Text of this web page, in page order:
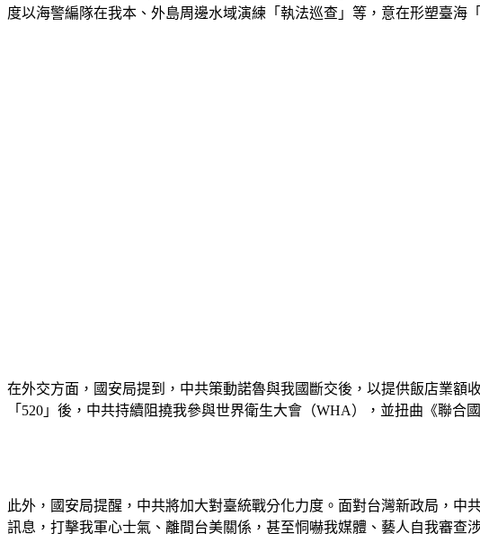
度以海警編隊在我本、外島周邊水域演練「執法巡查」等，意在形塑臺海
在外交方面，國安局提到，中共策動諾魯與我國斷交後，以提供飯店業額
「520」後，中共持續阻撓我參與世界衛生大會（WHA），並扭曲《聯合
此外，國安局提醒，中共將加大對臺統戰分化力度。面對台灣新政局，
訊息，打擊我軍心士氣、離間台美關係，甚至恫嚇我媒體、藝人自我審